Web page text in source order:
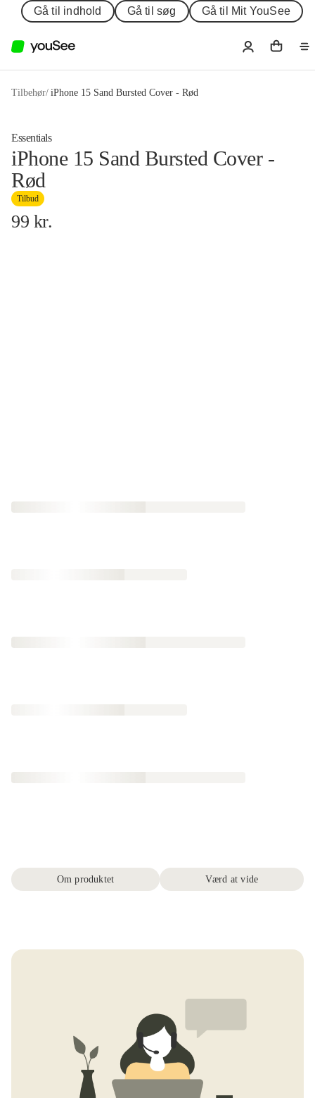
Gå til indhold Gå til søg Gå til Mit YouSee
Tilbehør/ iPhone 15 Sand Bursted Cover - Rød
Essentials
iPhone 15 Sand Bursted Cover -
Rød
Tilbud
99 kr.
Om produktet Værd at vide